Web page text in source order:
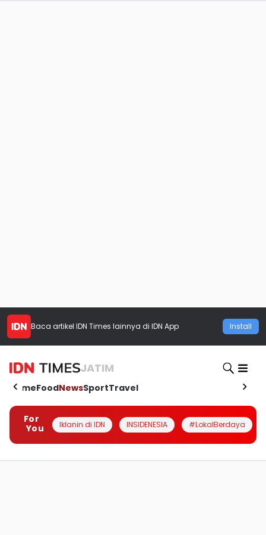
Baca artikel IDN Times lainnya di IDN App Install
JATIM
HomeFoodNewsSportTravel
For
You
Iklanin di IDN INSIDENESIA #LokalBerdaya